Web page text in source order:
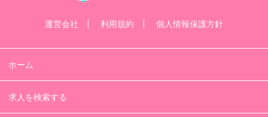
運営会社 利用規約 個人情報保護方針
ホーム
求人を検索する